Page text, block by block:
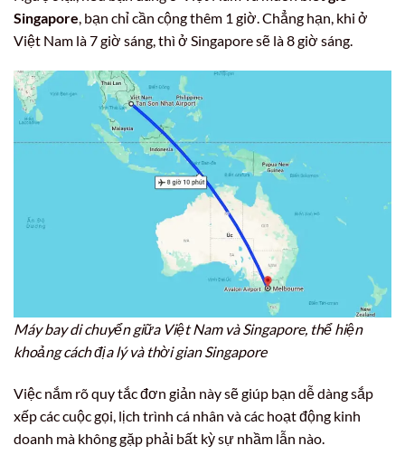
Singapore , bạn chỉ cần cộng thêm 1 giờ. Chẳng hạn, khi ở
Việt Nam là 7 giờ sáng, thì ở Singapore sẽ là 8 giờ sáng.
Máy bay di chuyển giữa Việt Nam và Singapore, thể hiện
khoảng cách địa lý và thời gian Singapore
Việc nắm rõ quy tắc đơn giản này sẽ giúp bạn dễ dàng sắp
xếp các cuộc gọi, lịch trình cá nhân và các hoạt động kinh
doanh mà không gặp phải bất kỳ sự nhầm lẫn nào.